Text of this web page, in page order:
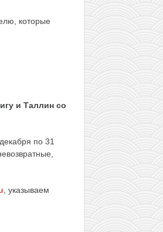
которые
и Таллин со
по 31
, указываем